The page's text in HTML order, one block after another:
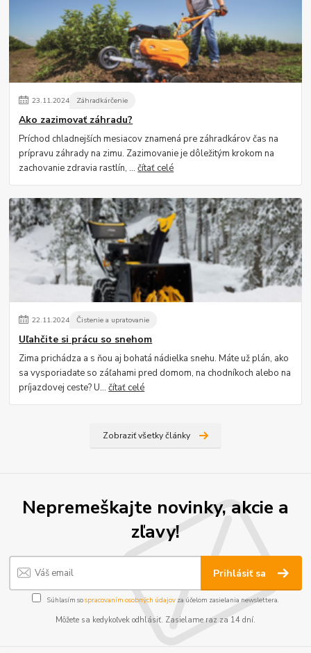
23.11.2024 Záhradkárčenie
Ako zazimovať záhradu?
Príchod chladnejších mesiacov znamená pre záhradkárov čas na
prípravu záhrady na zimu. Zazimovanie je dôležitým krokom na
zachovanie zdravia rastlín, ...čítať celé
22.11.2024 Čistenie a upratovanie
Uľahčite si prácu so snehom
Zima prichádza a s ňou aj bohatá nádielka snehu. Máte už plán, ako
sa vysporiadate so záľahami pred domom, na chodníkoch alebo na
príjazdovej ceste? U...čítať celé
Zobraziť všetky články
Nepremeškajte novinky, akcie a
zľavy!
Prihlásiť sa
Súhlasím sospracovaním osobných údajov za účelom zasielania newslettera.
Môžete sa kedykoľvek odhlásiť. Zasielame raz za 14 dní.